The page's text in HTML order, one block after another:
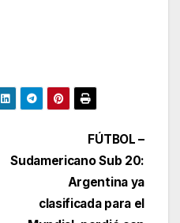
FÚTBOL –
Sudamericano Sub 20:
Argentina ya
clasificada para el